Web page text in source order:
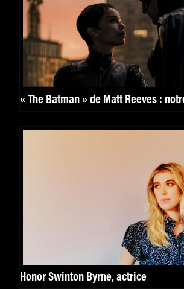
« The Batman » de Matt Reeves :
Honor Swinton Byrne, actrice